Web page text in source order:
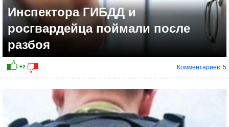
Инспектора ГИБДД и
росгвардейца поймали после
разбоя
Комментариев: 5